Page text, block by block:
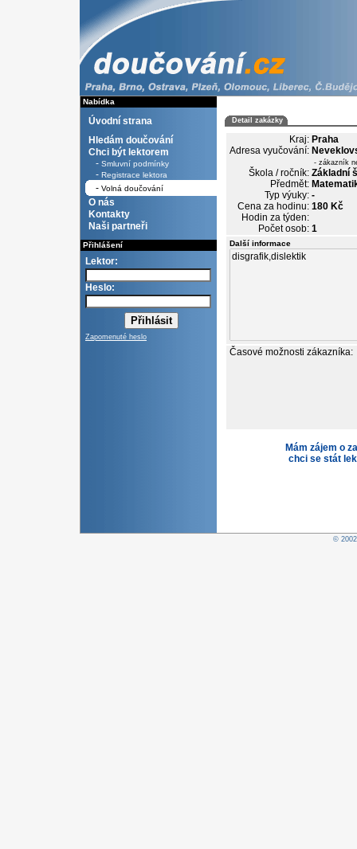
Nabídka
Úvodní strana
Hledám doučování
Chci být lektorem
- Smluvní podmínky
- Registrace lektora
- Volná doučování
O nás
Kontakty
Naši partneři
Přihlášení
Lektor:
Heslo:
Zapomenuté heslo
Detail zakázky
Kraj: Praha
Adresa vyučování:
- zákazník
Škola / ročník: Základní
Předmět:
Typ výuky: -
Cena za hodinu: 180 Kč
Hodin za týden:
Počet osob: 1
Další informace
Časové možnosti zákazníka:
Mám zájem o
chci se stát
©